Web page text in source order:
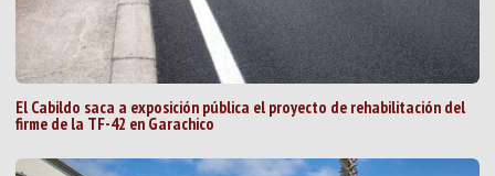
El Cabildo saca a exposición pública el proyecto de rehabilitación del
firme de la TF-42 en Garachico